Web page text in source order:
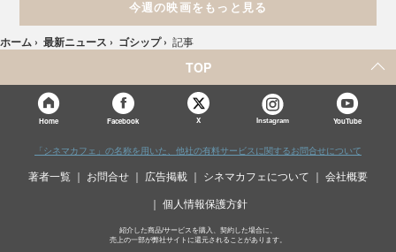
今週の映画をもっと見る
ホーム › 最新ニュース › ゴシップ › 記事
TOP
Home Facebook X Instagram YouTube
「シネマカフェ」の名称を用いた、他社の有料サービスに関するお問合せについて
著者一覧 お問合せ 広告掲載 シネマカフェについて 会社概要
個人情報保護方針
紹介した商品/サービスを購入、契約した場合に、
売上の一部が弊社サイトに還元されることがあります。